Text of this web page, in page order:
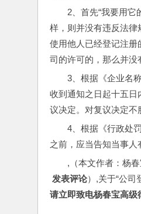
2、首先“我要用
样，则并没有违反法律
使用他人已经登记注册
司的许可的，那么并没
3、根据《企业名
收到通知之日起十五日
议决定。对复议决定不
4、根据《行政处
之前，应当告知当事
,（本文作者：杨
发表评论）,关于“公司
请立即致电杨春宝高级